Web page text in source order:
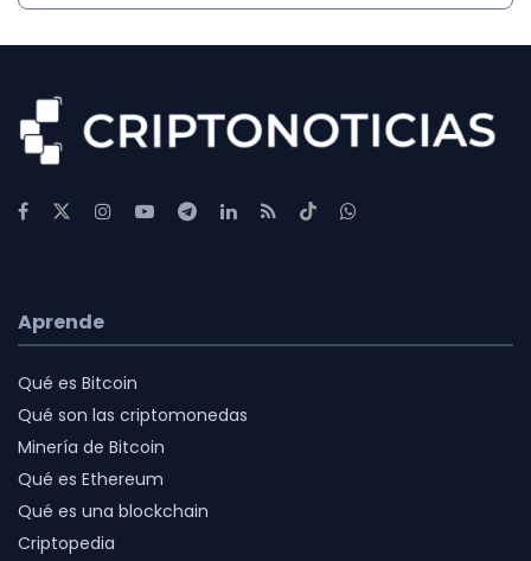
Aprende
Qué es Bitcoin
Qué son las criptomonedas
Minería de Bitcoin
Qué es Ethereum
Qué es una blockchain
Criptopedia